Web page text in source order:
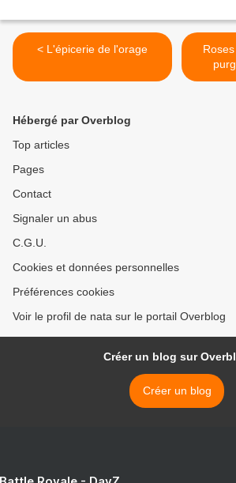
< L'épicerie de l'orage
Hébergé par Overblog
Top articles
Pages
Contact
Signaler un abus
C.G.U.
Cookies et données personnelles
Préférences cookies
Voir le profil de nata sur le portail Overblog
Créer un blog sur
Créer un blog